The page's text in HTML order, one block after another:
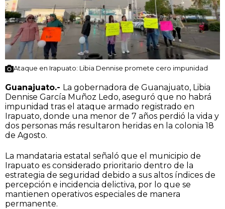
Ataque en Irapuato: Libia Dennise promete cero impunidad
Guanajuato.- La gobernadora de Guanajuato, Libia
Dennise García Muñoz Ledo, aseguró que no habrá
impunidad tras el ataque armado registrado en
Irapuato, donde una menor de 7 años perdió la vida y
dos personas más resultaron heridas en la colonia 18
de Agosto.
La mandataria estatal señaló que el municipio de
Irapuato es considerado prioritario dentro de la
estrategia de seguridad debido a sus altos índices de
percepción e incidencia delictiva, por lo que se
mantienen operativos especiales de manera
permanente.